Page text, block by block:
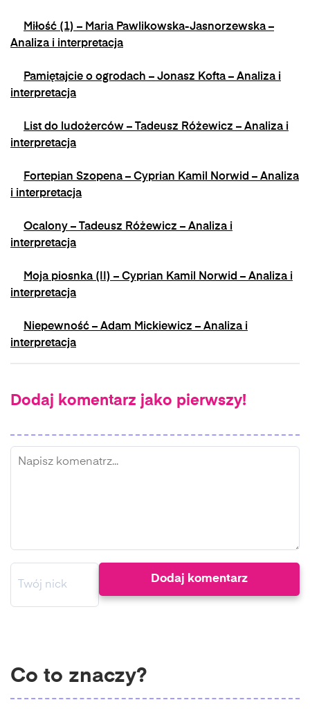
Miłość (1) – Maria Pawlikowska-Jasnorzewska –
Analiza i interpretacja
Pamiętajcie o ogrodach – Jonasz Kofta – Analiza i
interpretacja
List do ludożerców – Tadeusz Różewicz – Analiza i
interpretacja
Fortepian Szopena – Cyprian Kamil Norwid – Analiza
i interpretacja
Ocalony – Tadeusz Różewicz – Analiza i
interpretacja
Moja piosnka (II) – Cyprian Kamil Norwid – Analiza i
interpretacja
Niepewność – Adam Mickiewicz – Analiza i
interpretacja
Dodaj komentarz jako pierwszy!
Co to znaczy?